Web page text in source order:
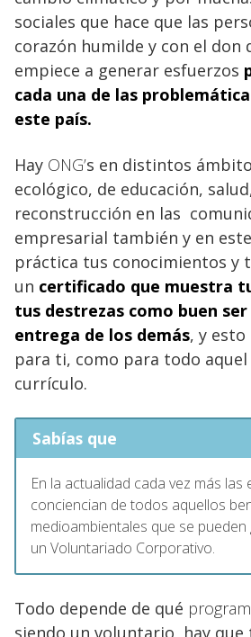
sociales que hace que las
corazón humilde y con el don
empiece a generar esfuerzos
cada una de las
este país.
Hay ONG’s en distintos
ecológico, de educación,
reconstrucción en las
empresarial también y en
práctica tus conocimientos y
un certificado que muestra
tus destrezas como buen ser
entrega de los demás, y
para ti, como para todo aquel
currículo.
Sabías que
En la actualidad cada vez más las
conciencian de todos aquellos
medioambientales que se
un Voluntariado Corporativo.
Todo depende de qué
siendo un voluntario, hay que